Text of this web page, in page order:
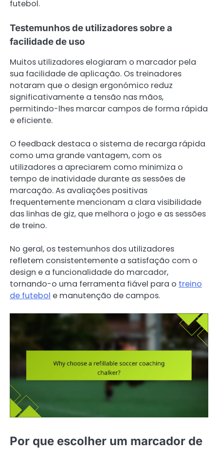
futebol.
Testemunhos de utilizadores sobre a
facilidade de uso
Muitos utilizadores elogiaram o marcador pela
sua facilidade de aplicação. Os treinadores
notaram que o design ergonómico reduz
significativamente a tensão nas mãos,
permitindo-lhes marcar campos de forma rápida
e eficiente.
O feedback destaca o sistema de recarga rápida
como uma grande vantagem, com os
utilizadores a apreciarem como minimiza o
tempo de inatividade durante as sessões de
marcação. As avaliações positivas
frequentemente mencionam a clara visibilidade
das linhas de giz, que melhora o jogo e as sessões
de treino.
No geral, os testemunhos dos utilizadores
refletem consistentemente a satisfação com o
design e a funcionalidade do marcador,
tornando-o uma ferramenta fiável para o treino
de futebol e manutenção de campos.
Por que escolher um marcador de